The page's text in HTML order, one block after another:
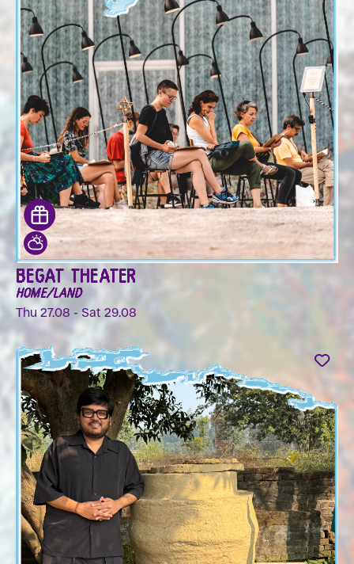
BEGAT THEATER
HOME/LAND
Thu 27.08 - Sat 29.08